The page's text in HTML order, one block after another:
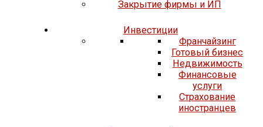
Закрытие фирмы и ИП
Инвестиции
Франчайзинг
Готовый бизнес
Недвижимость
Финансовые
услуги
Страхование
иностранцев